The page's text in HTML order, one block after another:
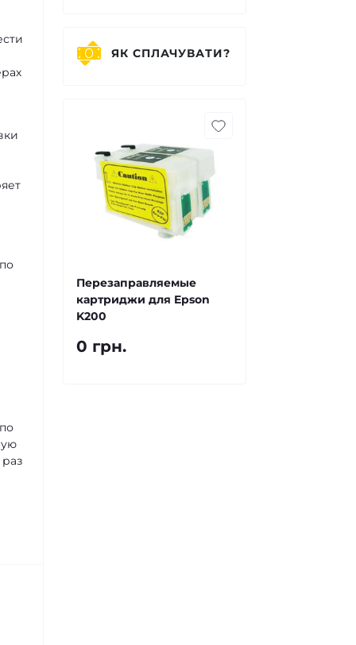
ЯК СПЛАЧУВАТИ?
Перезаправляемые
картриджи для Epson
K200
0 грн.